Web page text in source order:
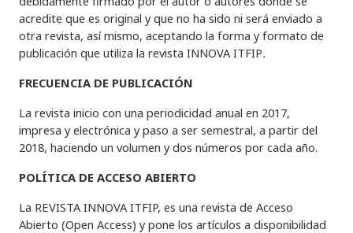
acredite que es original y que no ha sido ni será enviado a
otra revista, así mismo, aceptando la forma y formato de
publicación que utiliza la revista INNOVA ITFIP.
FRECUENCIA DE PUBLICACIÓN
La revista inicio con una periodicidad anual en 2017,
impresa y electrónica y paso a ser semestral, a partir del
2018, haciendo un volumen y dos números por cada año.
POLÍTICA DE ACCESO ABIERTO
La REVISTA INNOVA ITFIP, es una revista de Acceso
Abierto (Open Access) y pone los artículos a disponibilidad